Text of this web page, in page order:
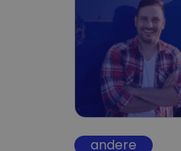
andere